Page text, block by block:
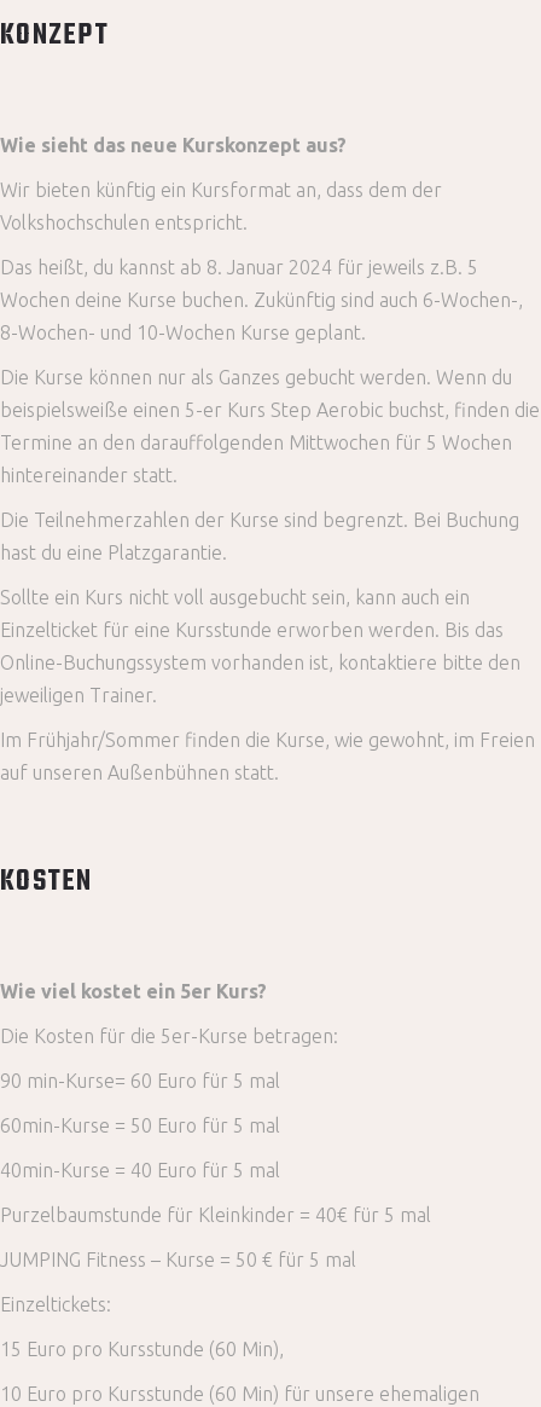
KONZEPT
Wie sieht das neue Kurskonzept aus?
Wir bieten künftig ein Kursformat an, dass dem der
Volkshochschulen entspricht.
Das heißt, du kannst ab 8. Januar 2024 für jeweils z.B. 5
Wochen deine Kurse buchen. Zukünftig sind auch 6-Wochen-,
8-Wochen- und 10-Wochen Kurse geplant.
Die Kurse können nur als Ganzes gebucht werden. Wenn du
beispielsweiße einen 5-er Kurs Step Aerobic buchst, finden die
Termine an den darauffolgenden Mittwochen für 5 Wochen
hintereinander statt.
Die Teilnehmerzahlen der Kurse sind begrenzt. Bei Buchung
hast du eine Platzgarantie.
Sollte ein Kurs nicht voll ausgebucht sein, kann auch ein
Einzelticket für eine Kursstunde erworben werden. Bis das
Online-Buchungssystem vorhanden ist, kontaktiere bitte den
jeweiligen Trainer.
Im Frühjahr/Sommer finden die Kurse, wie gewohnt, im Freien
auf unseren Außenbühnen statt.
KOSTEN
Wie viel kostet ein 5er Kurs?
Die Kosten für die 5er-Kurse betragen:
90 min-Kurse= 60 Euro für 5 mal
60min-Kurse = 50 Euro für 5 mal
40min-Kurse = 40 Euro für 5 mal
Purzelbaumstunde für Kleinkinder = 40€ für 5 mal
JUMPING Fitness – Kurse = 50 € für 5 mal
Einzeltickets:
15 Euro pro Kursstunde (60 Min),
10 Euro pro Kursstunde (60 Min) für unsere ehemaligen